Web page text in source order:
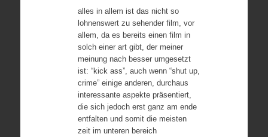
alles in allem ist das nicht so
lohnenswert zu sehender film, vor
allem, da es bereits einen film in
solch einer art gibt, der meiner
meinung nach besser umgesetzt
ist: “kick ass”, auch wenn “shut up,
crime” einige anderen, durchaus
interessante aspekte präsentiert,
die sich jedoch erst ganz am ende
entfalten und somit die meisten
zeit im unteren bereich